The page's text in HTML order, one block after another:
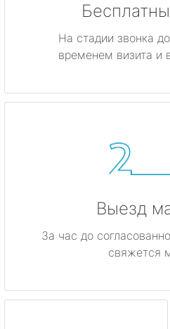
На стадии звонка
временем визита и
Выезд
За час до
свяжется